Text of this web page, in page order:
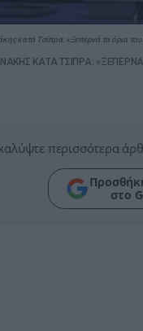
κατά Τσίπρα: «Ξεπερνά τα όρια του
ΚΑΤΑ ΤΣΙΠΡΑ:
περισσότερα
στο